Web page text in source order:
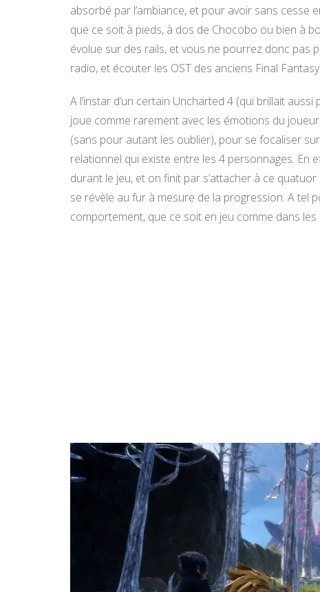
absorbé par l’ambiance, et pour avoir sans cesse
que ce soit à pieds, à dos de Chocobo ou bien à
évolue sur des rails, et vous ne pourrez donc pas
radio, et écouter les OST des anciens Final Fantasy.
A l’instar d’un certain Uncharted 4 (qui brillait
joue comme rarement avec les émotions du
(sans pour autant les oublier), pour se focaliser
relationnel qui existe entre les 4 personnages.
durant le jeu, et on finit par s’attacher à ce
se révèle au fur à mesure de la progression. A tel
comportement, que ce soit en jeu comme dans les